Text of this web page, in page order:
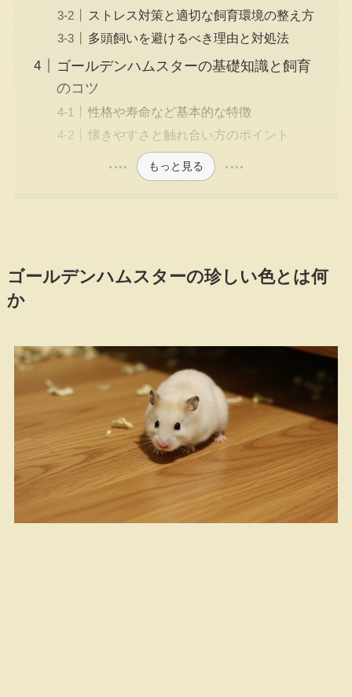
ストレス対策と適切な飼育環境の整え方
多頭飼いを避けるべき理由と対処法
ゴールデンハムスターの基礎知識と飼育
のコツ
性格や寿命など基本的な特徴
懐きやすさと触れ合い方のポイント
もっと見る
ゴールデンハムスターの珍しい色とは何
か